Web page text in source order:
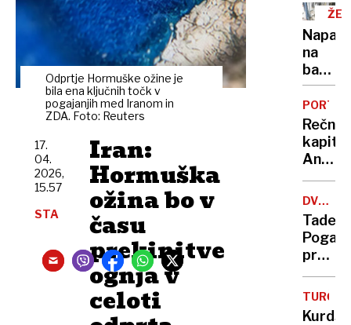
Odprtje Hormuške ožine je
bila ena ključnih točk v
pogajanjih med Iranom in
ZDA. Foto: Reuters
Iran:
Hormuška
ožina bo v
času
prekinitve
ognja v
celoti
17.
04.
2026,
15.57
STA
ŽE
Napadi
na
veliko
škodo
že
sama
Rečni
Anže
Logar
izdelal
prvo
in
edino
leseno
barko
za
TOUR-
VUELTA
Tadej
pred
ki ga
je v
TURČIJA